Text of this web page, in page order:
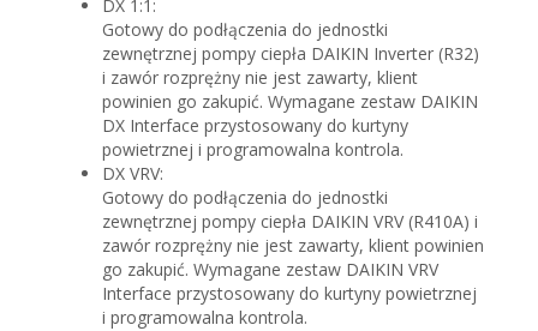
DX 1:1:
Gotowy do podłączenia do jednostki
zewnętrznej pompy ciepła DAIKIN Inverter (R32)
i zawór rozprężny nie jest zawarty, klient
powinien go zakupić. Wymagane zestaw DAIKIN
DX Interface przystosowany do kurtyny
powietrznej i programowalna kontrola.
DX VRV:
Gotowy do podłączenia do jednostki
zewnętrznej pompy ciepła DAIKIN VRV (R410A) i
zawór rozprężny nie jest zawarty, klient powinien
go zakupić. Wymagane zestaw DAIKIN VRV
Interface przystosowany do kurtyny powietrznej
i programowalna kontrola.